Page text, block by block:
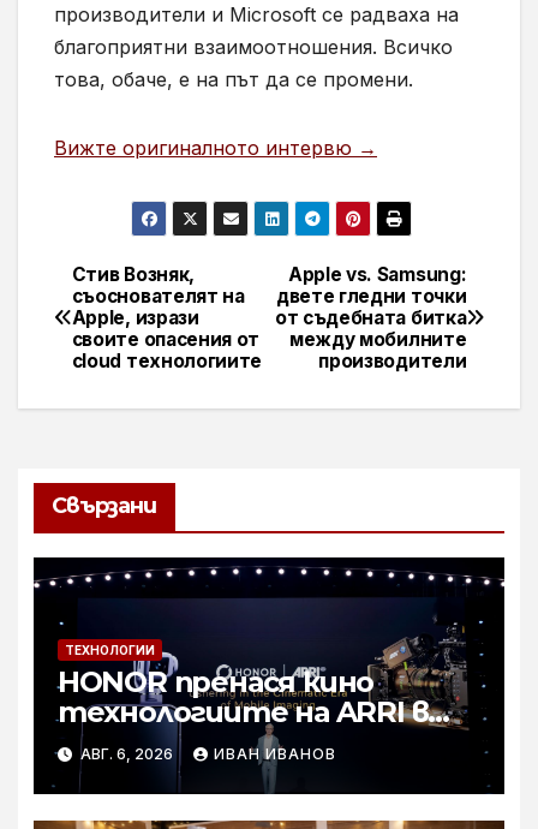
производители и Microsoft се радваха на
благоприятни взаимоотношения. Всичко
това, обаче, е на път да се промени.
Вижте оригиналното интервю →
Навигация
Apple vs. Samsung:
двете гледни точки
от съдебната битка
между мобилните
производители
Стив Возняк,
съоснователят на
Apple, изрази
своите опасения от
cloud технологиите
Свързани
ТЕХНОЛОГИИ
HONOR пренася кино
технологиите на ARRI в
мобилното творчество на
събитието Imaging
Technology Launch
АВГ. 6, 2026 ИВАН ИВАНОВ